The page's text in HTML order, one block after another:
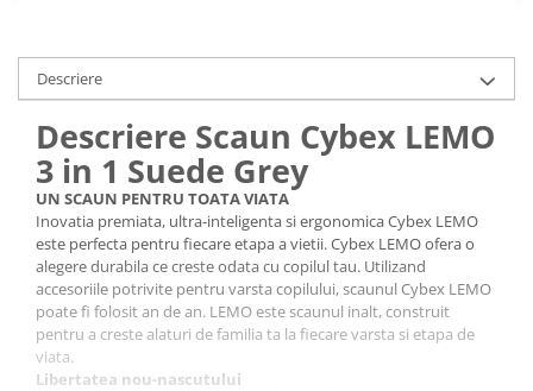
Descriere
Descriere Scaun Cybex LEMO
3 in 1 Suede Grey
UN SCAUN PENTRU TOATA VIATA
Inovatia premiata, ultra-inteligenta si ergonomica Cybex LEMO
este perfecta pentru fiecare etapa a vietii. Cybex LEMO ofera o
alegere durabila ce creste odata cu copilul tau. Utilizand
accesoriile potrivite pentru varsta copilului, scaunul Cybex LEMO
poate fi folosit an de an. LEMO este scaunul inalt, construit
pentru a creste alaturi de familia ta la fiecare varsta si etapa de
viata.
Libertatea nou-nascutului